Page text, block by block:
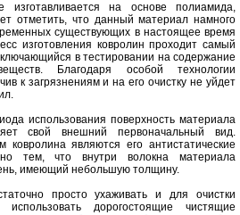
изготавливается на основе полиамида,
отметить, что данный материал намного
существующих в настоящее время
изготовления ковролин проходит самый
в тестировании на содержание
Благодаря особой технологии
к загрязнениям и на его очистку не уйдет
использования поверхность материала
свой внешний первоначальный вид.
являются его антистатические
тем, что внутри волокна материала
имеющий небольшую толщину.
просто ухаживать и для очистки
дорогостоящие чистящие